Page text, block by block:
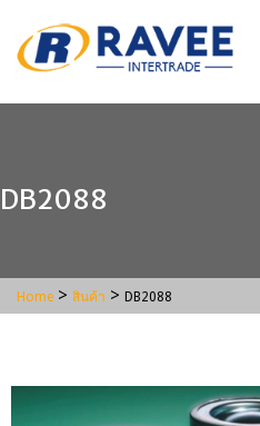
DB2088
Home > สินค้า > DB2088